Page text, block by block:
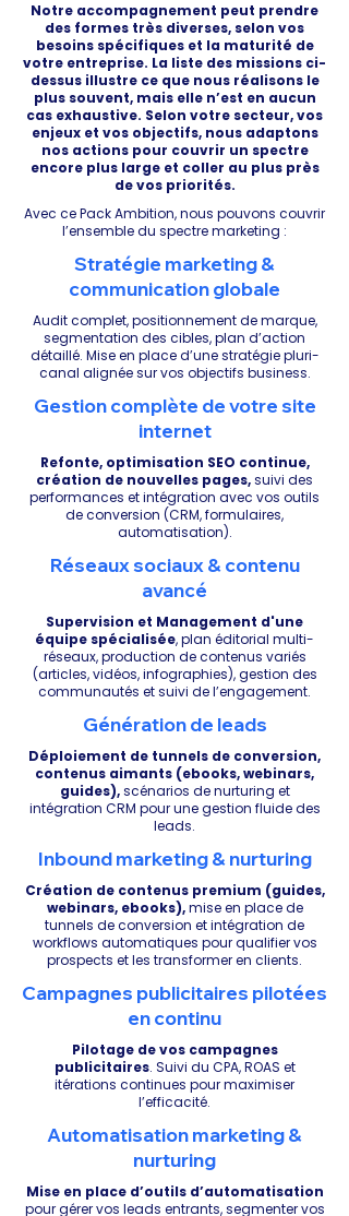
Notre accompagnement peut prendre
des formes très diverses, selon vos
besoins spécifiques et la maturité de
votre entreprise. La liste des missions ci-
dessus illustre ce que nous réalisons le
plus souvent, mais elle n’est en aucun
cas exhaustive. Selon votre secteur, vos
enjeux et vos objectifs, nous adaptons
nos actions pour couvrir un spectre
encore plus large et coller au plus près
de vos priorités.
Avec ce Pack Ambition, nous pouvons couvrir
l’ensemble du spectre marketing :
Stratégie marketing &
communication globale
Audit complet, positionnement de marque,
segmentation des cibles, plan d’action
détaillé. Mise en place d’une stratégie pluri-
canal alignée sur vos objectifs business.
Gestion complète de votre site
internet
Refonte, optimisation SEO continue,
création de nouvelles pages,suivi des
performances et intégration avec vos outils
de conversion (CRM, formulaires,
automatisation).
Réseaux sociaux & contenu
avancé
Supervision et Management d'une
équipe spécialisée, plan éditorial multi-
réseaux, production de contenus variés
(articles, vidéos, infographies), gestion des
communautés et suivi de l’engagement.
Génération de leads
Déploiement de tunnels de conversion,
contenus aimants (ebooks, webinars,
guides),scénarios de nurturing et
intégration CRM pour une gestion fluide des
leads.
Inbound marketing & nurturing
Création de contenus premium (guides,
webinars, ebooks),mise en place de
tunnels de conversion et intégration de
workflows automatiques pour qualifier vos
prospects et les transformer en clients.
Campagnes publicitaires pilotées
en continu
Pilotage de vos campagnes
publicitaires. Suivi du CPA, ROAS et
itérations continues pour maximiser
l’efficacité.
Automatisation marketing &
nurturing
Mise en place d’outils d’automatisation
pour gérer vos leads entrants, segmenter vos